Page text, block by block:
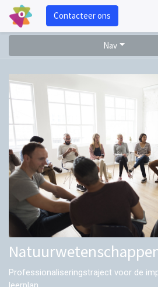
Contacteer ons
Nav
Professionaliseringstraject voor de